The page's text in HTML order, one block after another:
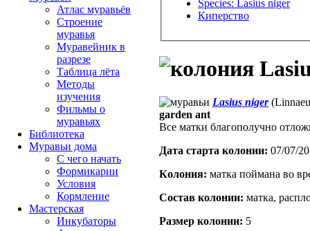
Species: Lasius niger
Киперство
Lasius niger
garden ant
Все матки благополучно
Дата старта кoлонии: 07/07/
Кoлония: матка поймана во
Состав кoлонии: матка,
Размер кoлонии: 5
Атлас муравьёв
Строение
муравья
Муравейник в
разрезе
Таблица лёта
Методы
изучения
Фильмы о
муравьях
Библиотека
Муравьи дома
С чего начать
Формикарии
Условия
Кормление
Мастерская
Инкубаторы